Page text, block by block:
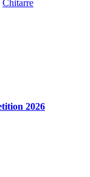
Chitarre
2026